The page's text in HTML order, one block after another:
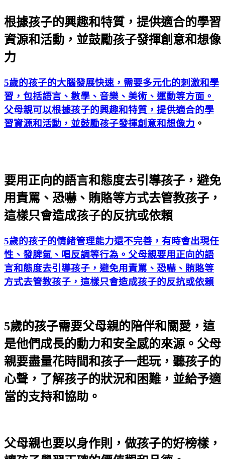
根據孩子的興趣和特質，提供適合的學習
資源和活動，並鼓勵孩子發揮創意和想像
力
5歲的孩子的大腦發展快速，需要多元化的刺激和學
習，包括語言、數學、音樂、美術、運動等方面。
父母親可以根據孩子的興趣和特質，提供適合的學
習資源和活動，並鼓勵孩子發揮創意和想像力 。
要用正向的語言和態度去引導孩子，避免
用責罵、恐嚇、賄賂等方式去管教孩子，
這樣只會造成孩子的反抗或依賴
5歲的孩子的情緒管理能力還不完善，有時會出現任
性、發脾氣、唱反調等行為。父母親要用正向的語
言和態度去引導孩子，避免用責罵、恐嚇、賄賂等
方式去管教孩子，這樣只會造成孩子的反抗或依賴
5歲的孩子需要父母親的陪伴和關愛，這
是他們成長的動力和安全感的來源。父母
親要盡量花時間和孩子一起玩，聽孩子的
心聲，了解孩子的狀況和困難，並給予適
當的支持和協助。
父母親也要以身作則，做孩子的好榜樣，